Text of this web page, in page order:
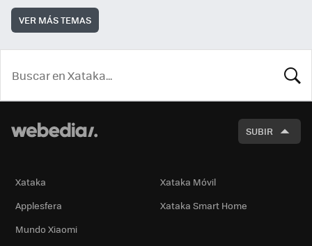
VER MÁS TEMAS
SUBIR
Xataka
Xataka Móvil
Applesfera
Xataka Smart Home
Mundo Xiaomi